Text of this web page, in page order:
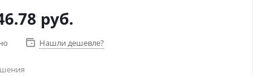
руб.
Нашли дешевле?